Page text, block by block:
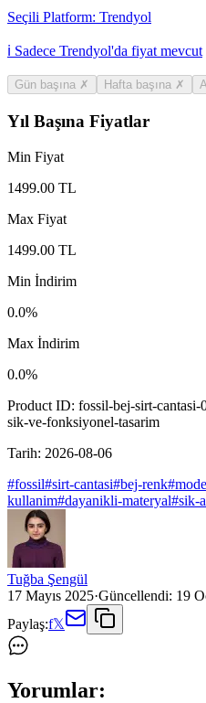
Seçili Platform: Trendyol
ℹ️ Sadece Trendyol'da fiyat mevcut
Gün başına ✗ Hafta başına ✗
Yıl Başına Fiyatlar
Min Fiyat
1499.00 TL
Max Fiyat
1499.00 TL
Min İndirim
0.0%
Max İndirim
0.0%
Product ID: fossil-bej-sirt-
sik-ve-fonksiyonel-tasarim
Tarih: 2026-08-06
#fossil#sirt-cantasi#bej-renk#
kullanim#dayanikli-materyal#sik-
Tuğba Şengül
17 Mayıs 2025·Güncellendi: 19
Paylaş:f𝕏
Yorumlar: